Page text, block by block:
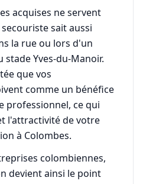
acquises ne servent
sait aussi
la rue ou lors d'un
Yves-du-Manoir.
que vos
comme un bénéfice
professionnel, ce qui
l'attractivité de votre
à Colombes.
colombiennes,
devient ainsi le point